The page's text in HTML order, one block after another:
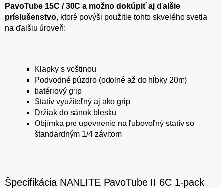
PavoTube 15C / 30C a možno dokúpiť aj ďalšie
príslušenstvo, ktoré povýši použitie tohto skvelého svetla
na ďalšiu úroveň:
Klapky s voštinou
Podvodné púzdro (odolné až do hĺbky 20m)
batériový grip
Statív využiteľný aj ako grip
Držiak do sánok blesku
Objímka pre upevnenie na ľubovoľný statív so
štandardným 1/4 závitom
Špecifikácia NANLITE PavoTube II 6C 1-pack